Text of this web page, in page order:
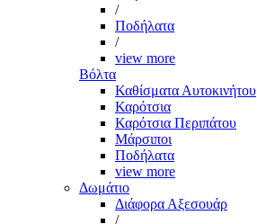
/
Ποδήλατα
/
view more
Βόλτα
Καθίσματα Αυτοκινήτου
Καρότσια
Καρότσια Περιπάτου
Μάρσιποι
Ποδήλατα
view more
Δωμάτιο
Διάφορα Αξεσουάρ
/